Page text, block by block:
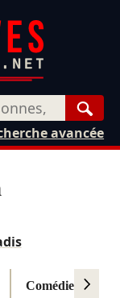
avancée
Comédien(9)